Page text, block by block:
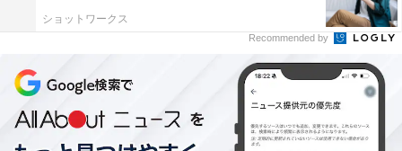
ショットワークス
Recommended by